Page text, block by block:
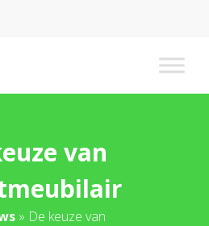
van
» De keuze van